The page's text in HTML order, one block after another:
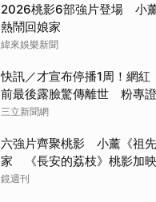
2026桃影6部強片登場 小薰
熱鬧回娘家
緯來娛樂新聞
快訊／才宣布停播1周！網紅
前最後露臉驚傳離世 粉專
三立新聞網
六強片齊聚桃影 小薰《祖
家 《長安的荔枝》桃影加
鏡週刊